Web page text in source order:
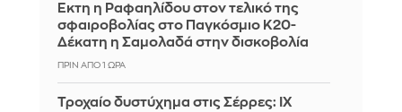
Έκτη η Ραφαηλίδου στον τελικό της
σφαιροβολίας στο Παγκόσμιο Κ20-
Δέκατη η Σαμολαδά στην δισκοβολία
ΠΡΙΝ ΑΠΌ 1 ΏΡΑ
Τροχαίο δυστύχημα στις Σέρρες: ΙΧ